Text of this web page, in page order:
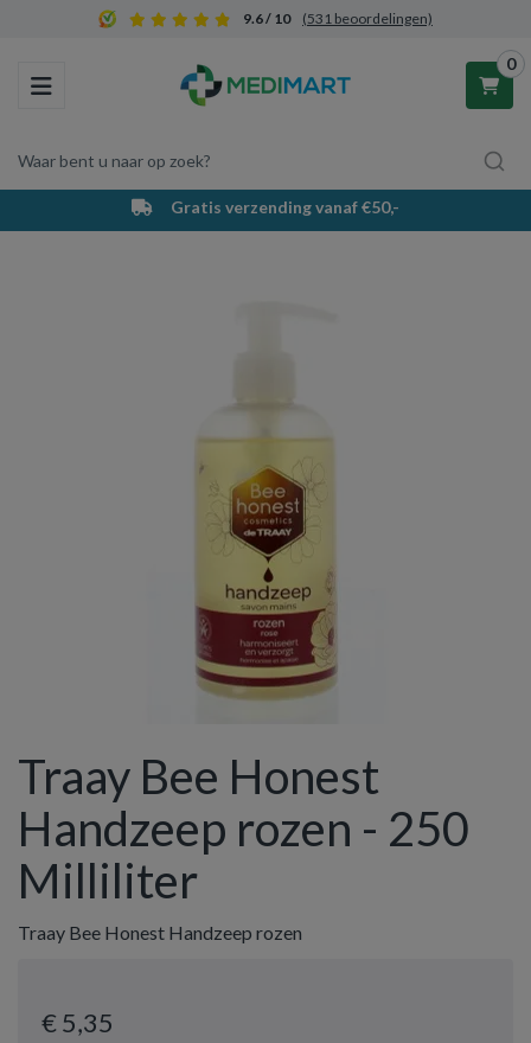
9.6 / 10 (531 beoordelingen)
Toggle navigation
Waar bent u naar op zoek?
0
Winkelwagen
Gratis verzending vanaf €50,-
Traay Bee Honest
Handzeep rozen - 250
Milliliter
Traay Bee Honest Handzeep rozen
€ 5,35